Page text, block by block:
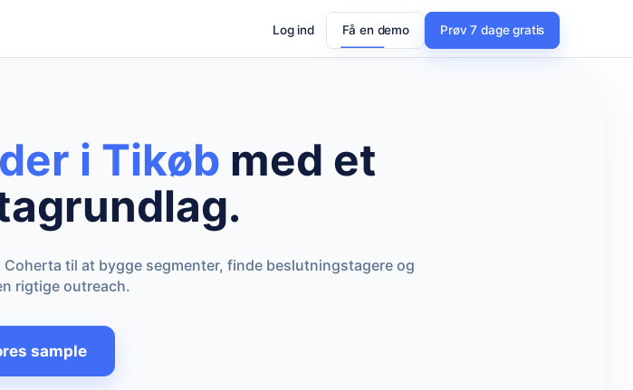
Log ind Få en demo Prøv 7 dage gratis
i Tikøb med et
til at bygge segmenter, finde beslutningstagere og
rigtige outreach.
sample